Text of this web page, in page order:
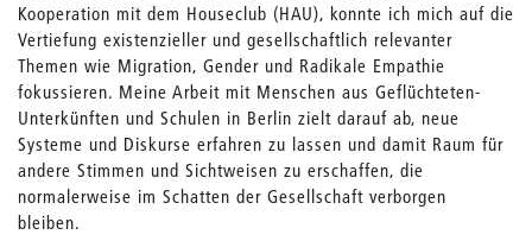
Kooperation mit dem Houseclub (HAU), konnte ich mich auf die
Vertiefung existenzieller und gesellschaftlich relevanter
Themen wie Migration, Gender und Radikale Empathie
fokussieren. Meine Arbeit mit Menschen aus Geflüchteten-
Unterkünften und Schulen in Berlin zielt darauf ab, neue
Systeme und Diskurse erfahren zu lassen und damit Raum für
andere Stimmen und Sichtweisen zu erschaffen, die
normalerweise im Schatten der Gesellschaft verborgen
bleiben.